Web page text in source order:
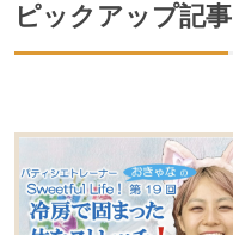
ピックアップ記事